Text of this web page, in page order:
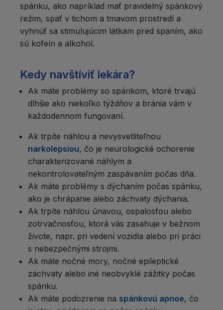
spánku, ako napríklad mať pravidelný spánkový
režim, spať v tichom a tmavom prostredí a
vyhnúť sa stimulujúcim látkam pred spaním, ako
sú kofeín a alkohol.
Kedy navštíviť lekára?
Ak máte problémy so spánkom, ktoré trvajú
dlhšie ako niekoľko týždňov a bránia vám v
každodennom fungovaní.
Ak trpíte náhlou a nevysvetliteľnou
narkolepsiou, čo je neurologické ochorenie
charakterizované náhlym a
nekontrolovateľným zaspávaním počas dňa.
Ak máte problémy s dýchaním počas spánku,
ako je chrápanie alebo záchvaty dýchania.
Ak trpíte náhlou únavou, ospalosťou alebo
zotrvačnosťou, ktorá vás zasahuje v bežnom
živote, napr. pri vedení vozidla alebo pri práci
s nebezpečnými strojmi.
Ak máte nočné mory, nočné epileptické
záchvaty alebo iné neobvyklé zážitky počas
spánku.
Ak máte podozrenie na spánkovú apnoe, čo